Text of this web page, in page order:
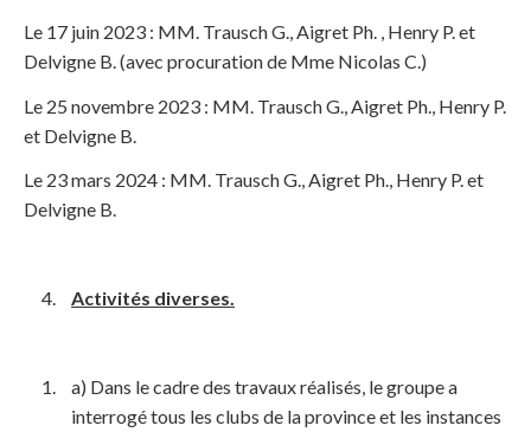
Le 17 juin 2023 : MM. Trausch G., Aigret Ph. , Henry P. et
Delvigne B. (avec procuration de Mme Nicolas C.)
Le 25 novembre 2023 : MM. Trausch G., Aigret Ph., Henry P.
et Delvigne B.
Le 23 mars 2024 : MM. Trausch G., Aigret Ph., Henry P. et
Delvigne B.
Activités diverses.
a) Dans le cadre des travaux réalisés, le groupe a
interrogé tous les clubs de la province et les instances